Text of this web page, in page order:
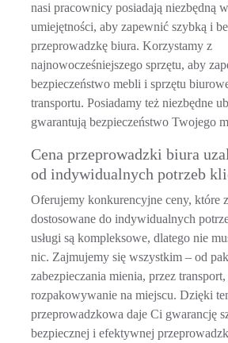
nasi pracownicy posiadają niezbędną
umiejętności, aby zapewnić szybką i
przeprowadzkę biura. Korzystamy z
najnowocześniejszego sprzętu, aby
bezpieczeństwo mebli i sprzętu
transportu. Posiadamy też niezbędne
gwarantują bezpieczeństwo Twojego
Cena przeprowadzki biura
od indywidualnych potrzeb
Oferujemy konkurencyjne ceny, które
dostosowane do indywidualnych
usługi są kompleksowe, dlatego nie
nic. Zajmujemy się wszystkim – od
zabezpieczania mienia, przez
rozpakowywanie na miejscu. Dzięki
przeprowadzkowa daje Ci gwarancję
bezpiecznej i efektywnej